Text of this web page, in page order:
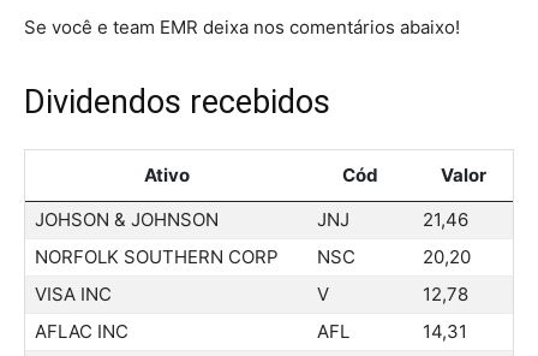
Se você e team EMR deixa nos comentários abaixo!
Dividendos recebidos
Ativo Cód
Valor
JOHSON & JOHNSON
JNJ
21,46
NORFOLK SOUTHERN CORP
NSC
20,20
VISA INC
V
12,78
AFLAC INC
AFL
14,31